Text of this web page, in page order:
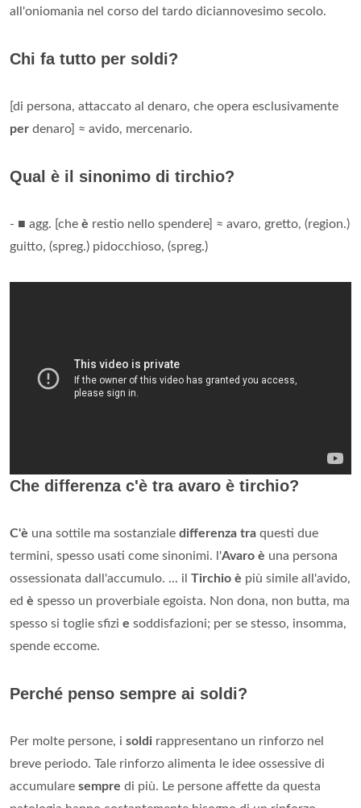
all'oniomania nel corso del tardo diciannovesimo secolo.
Chi fa tutto per soldi?
[di persona, attaccato al denaro, che opera esclusivamente
per denaro] ≈ avido, mercenario.
Qual è il sinonimo di tirchio?
- ■ agg. [che è restio nello spendere] ≈ avaro, gretto, (region.)
guitto, (spreg.) pidocchioso, (spreg.)
Che differenza c'è tra avaro è tirchio?
C'è una sottile ma sostanziale differenza tra questi due
termini, spesso usati come sinonimi. l'Avaro è una persona
ossessionata dall'accumulo. ... il Tirchio è più simile all'avido,
ed è spesso un proverbiale egoista. Non dona, non butta, ma
spesso si toglie sfizi e soddisfazioni; per se stesso, insomma,
spende eccome.
Perché penso sempre ai soldi?
Per molte persone, i soldi rappresentano un rinforzo nel
breve periodo. Tale rinforzo alimenta le idee ossessive di
accumulare sempre di più. Le persone affette da questa